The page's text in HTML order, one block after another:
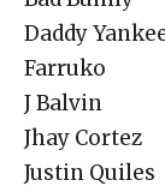
Daddy
Farruko
J Balvin
Jhay Cortez
Justin Quiles